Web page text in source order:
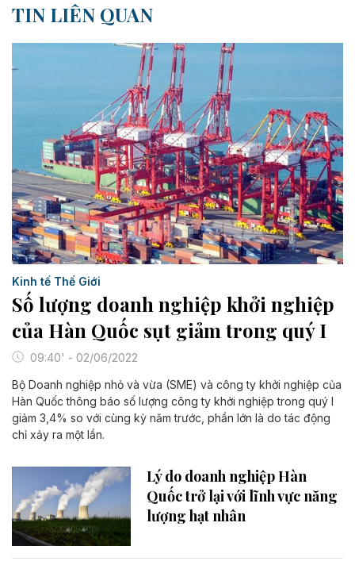
TIN LIÊN QUAN
Kinh tế Thế Giới
Số lượng doanh nghiệp khởi nghiệp
của Hàn Quốc sụt giảm trong quý I
09:40' - 02/06/2022
Bộ Doanh nghiệp nhỏ và vừa (SME) và công ty khởi nghiệp của
Hàn Quốc thông báo số lượng công ty khởi nghiệp trong quý I
giảm 3,4% so với cùng kỳ năm trước, phần lớn là do tác động
chỉ xảy ra một lần.
Lý do doanh nghiệp Hàn
Quốc trở lại với lĩnh vực năng
lượng hạt nhân